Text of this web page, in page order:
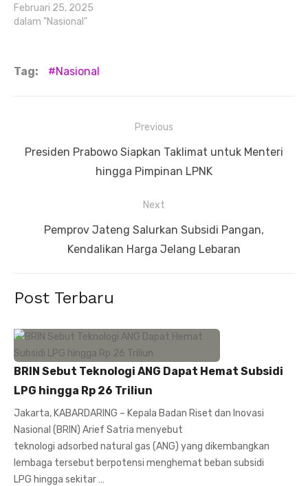
Februari 25, 2025
dalam "Nasional"
Tag: Nasional
pos
Previous
Previous
Presiden Prabowo Siapkan Taklimat untuk Menteri
hingga Pimpinan LPNK
Next
Pemprov Jateng Salurkan Subsidi Pangan,
Kendalikan Harga Jelang Lebaran
Post Terbaru
BRIN Sebut Teknologi ANG Dapat Hemat Subsidi
LPG hingga Rp 26 Triliun
Jakarta, KABARDARING – Kepala Badan Riset dan Inovasi
Nasional (BRIN) Arief Satria menyebut
teknologi adsorbed natural gas (ANG) yang dikembangkan
lembaga tersebut berpotensi menghemat beban subsidi
LPG hingga sekitar …